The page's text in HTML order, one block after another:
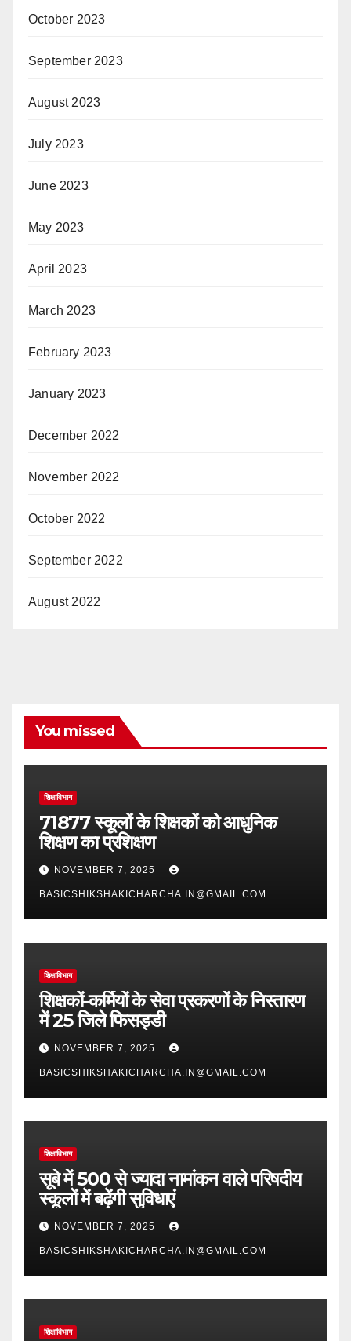
October 2023
September 2023
August 2023
July 2023
June 2023
May 2023
April 2023
March 2023
February 2023
January 2023
December 2022
November 2022
October 2022
September 2022
August 2022
You missed
शिक्षाविभाग
71877 स्कूलों के शिक्षकों को आधुनिक
शिक्षण का प्रशिक्षण
NOVEMBER 7, 2025
BASICSHIKSHAKICHARCHA.IN@GMAIL.COM
शिक्षाविभाग
शिक्षकों-कर्मियों के सेवा प्रकरणों के निस्तारण
में 25 जिले फिसड्डी
NOVEMBER 7, 2025
BASICSHIKSHAKICHARCHA.IN@GMAIL.COM
शिक्षाविभाग
सूबे में 500 से ज्यादा नामांकन वाले परिषदीय
स्कूलों में बढ़ेंगी सुविधाएं
NOVEMBER 7, 2025
BASICSHIKSHAKICHARCHA.IN@GMAIL.COM
शिक्षाविभाग